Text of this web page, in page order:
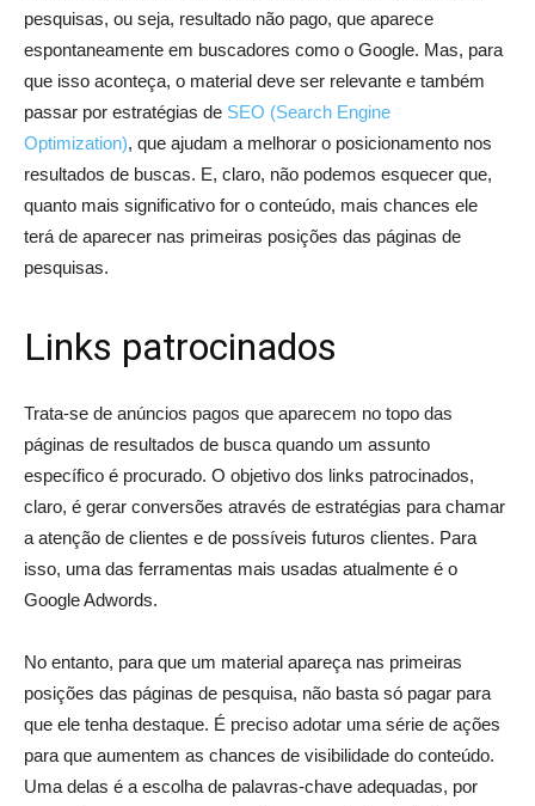
pesquisas, ou seja, resultado não pago, que aparece
espontaneamente em buscadores como o Google. Mas, para
que isso aconteça, o material deve ser relevante e também
passar por estratégias de SEO (Search Engine
Optimization), que ajudam a melhorar o posicionamento nos
resultados de buscas. E, claro, não podemos esquecer que,
quanto mais significativo for o conteúdo, mais chances ele
terá de aparecer nas primeiras posições das páginas de
pesquisas.
Links patrocinados
Trata-se de anúncios pagos que aparecem no topo das
páginas de resultados de busca quando um assunto
específico é procurado. O objetivo dos links patrocinados,
claro, é gerar conversões através de estratégias para chamar
a atenção de clientes e de possíveis futuros clientes. Para
isso, uma das ferramentas mais usadas atualmente é o
Google Adwords.
No entanto, para que um material apareça nas primeiras
posições das páginas de pesquisa, não basta só pagar para
que ele tenha destaque. É preciso adotar uma série de ações
para que aumentem as chances de visibilidade do conteúdo.
Uma delas é a escolha de palavras-chave adequadas, por